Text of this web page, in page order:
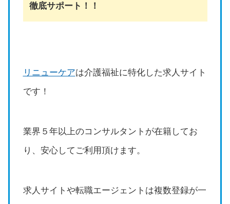
徹底サポート！！
リニューケアは介護福祉に特化した求人サイト
です！
業界５年以上のコンサルタントが在籍してお
り、安心してご利用頂けます。
求人サイトや転職エージェントは複数登録が一